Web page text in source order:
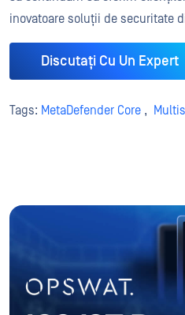
inovatoare soluții de securitate
Discutați Cu Un Expert
Tags: MetaDefender Core ,